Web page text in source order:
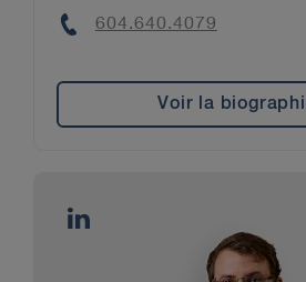
Phone
604.640.4079
Voir la